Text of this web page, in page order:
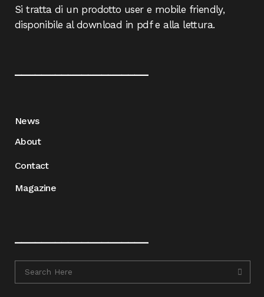
Si tratta di un prodotto user e mobile friendly,
disponibile al download in pdf e alla lettura.
News
About
Contact
Magazine